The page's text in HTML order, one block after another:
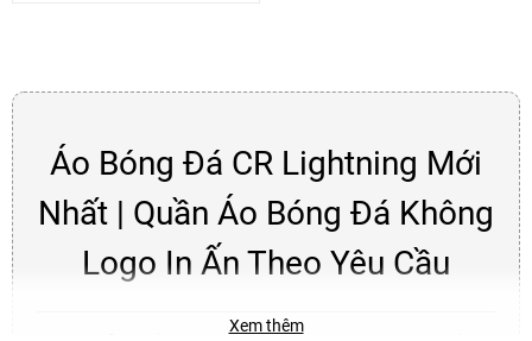
Áo Bóng Đá CR Lightning Mới
Nhất | Quần Áo Bóng Đá Không
Logo In Ấn Theo Yêu Cầu
Xem thêm